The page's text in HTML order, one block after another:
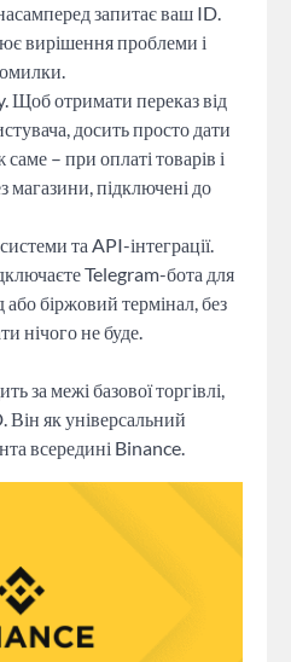
запитає ваш ID.
вирішення проблеми і
Щоб отримати переказ від
досить просто дати
– при оплаті товарів і
магазини, підключені до
та API-інтеграції.
Telegram-бота для
або біржовий термінал, без
нічого не буде.
за межі базової торгівлі,
Він як універсальний
всередині Binance.